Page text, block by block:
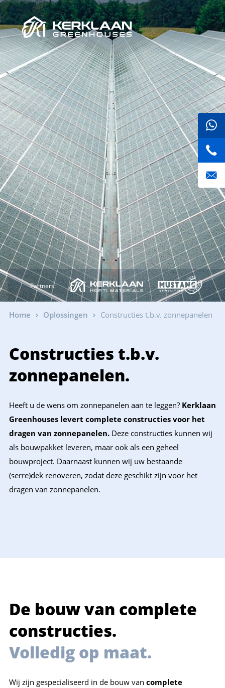
Partners:
Home Oplossingen Constructies t.b.v. zonnepanelen
Constructies t.b.v.
zonnepanelen.
Heeft u de wens om zonnepanelen aan te leggen? Kerklaan
Greenhouses levert complete constructies voor het
dragen van zonnepanelen. Deze constructies kunnen wij
als bouwpakket leveren, maar ook als een geheel
bouwproject. Daarnaast kunnen wij uw bestaande
(serre)dek renoveren, zodat deze geschikt zijn voor het
dragen van zonnepanelen.
De bouw van complete
constructies.
Volledig op maat.
Wij zijn gespecialiseerd in de bouw van complete